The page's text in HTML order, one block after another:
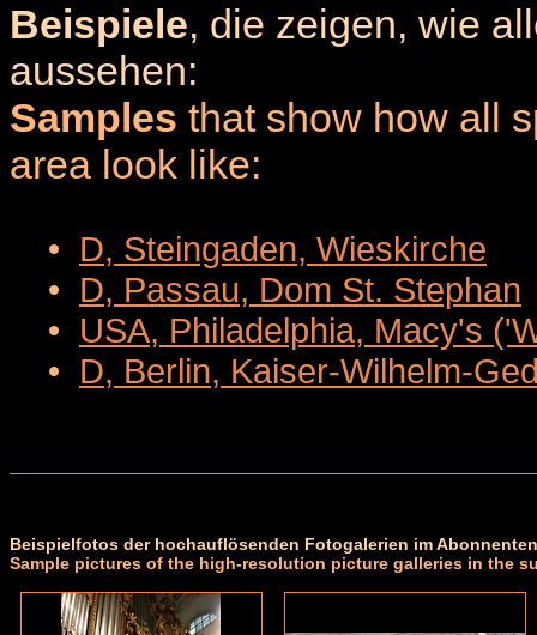
Beispiele, die zeigen, wie
aussehen:
Samples that show how all
area look like:
• D, Steingaden, Wieskirche
• D, Passau, Dom St. Stephan
• USA, Philadelphia, Macy's
• D, Berlin, Kaiser-Wilhelm-
Beispielfotos der hochauflösenden Fotogalerien im
Sample pictures of the high-resolution picture galleries in the